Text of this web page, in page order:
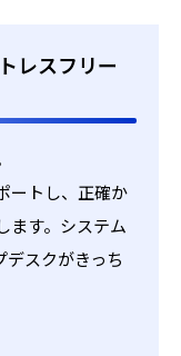
レスフリー
ートし、正確か
ます。システム
デスクがきっち